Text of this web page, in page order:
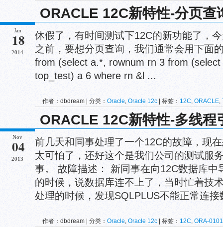
ORACLE 12C新特性-分页查
Jan
18
2014
休假了，有时间测试下12C的新功能了，
之前，要想分页查询，我们通常会用下面
from (select a.*, rownum rn 3 from
top_test) a 6 where rn &l ...
作者：dbdream | 分类： Oracle, Oracle 12c | 标签： 12C, ORACLE,
ORACLE 12C新特性-多线程
Nov
04
2013
前几天和同事处理了一个12C的故障，现
太可怕了，还好这个是我们公司的测试服
事。 故障描述： 新同事在向12C数据库中
的时候，说数据库连不上了，当时忙着技
处理的时候，发现SQLPLUS不能正常连
作者：dbdream | 分类： Oracle, Oracle 12c | 标签： 12C, ORA-